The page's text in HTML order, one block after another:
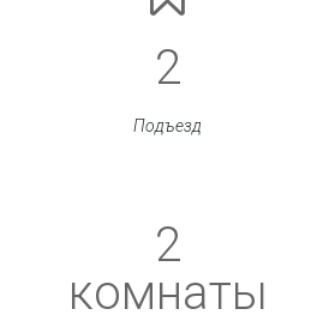
2
Подъезд
2
комнаты